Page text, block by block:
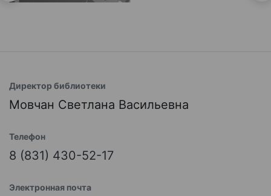
Директор библиотеки
Мовчан Светлана Васильевна
Телефон
8 (831) 430-52-17
Электронная почта